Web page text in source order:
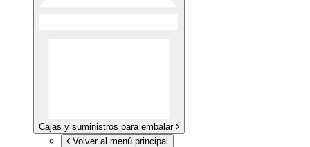
Cajas y suministros para embalar
Volver al menú principal